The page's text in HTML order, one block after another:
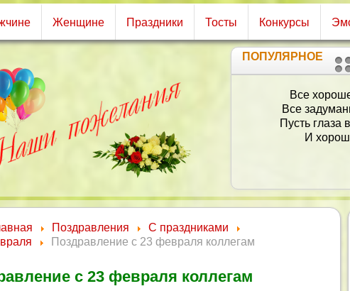
Женщине Праздники Тосты Конкурсы
1 2
20
ПОПУЛЯРНОЕ
Все
Все
Пусть глаза
И
Поздравления
С праздниками
Поздравление с 23 февраля коллегам
с 23 февраля коллегам